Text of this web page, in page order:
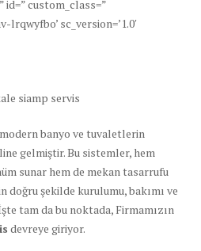
id=” custom_class=”
lrqwyfbo’ sc_version=’1.0′
siamp servis
modern banyo ve tuvaletlerin
gelmiştir. Bu sistemler, hem
sunar hem de mekan tasarrufu
doğru şekilde kurulumu, bakımı ve
tam da bu noktada, Firmamızın
devreye giriyor.